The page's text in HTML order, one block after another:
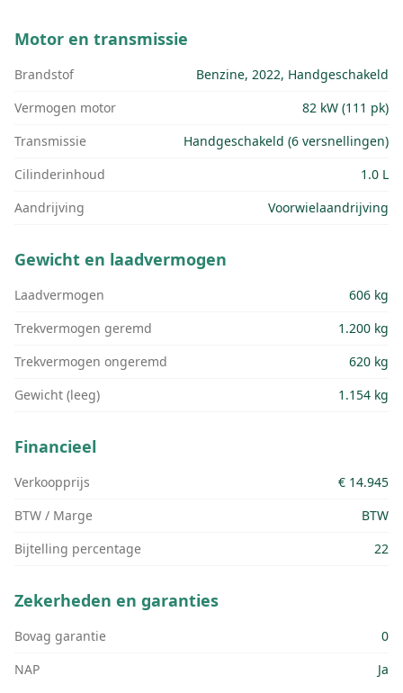
Motor en transmissie
Brandstof
Benzine, 2022, Handgeschakeld
Vermogen motor
82 kW (111 pk)
Transmissie
Handgeschakeld (6 versnellingen)
Cilinderinhoud
1.0 L
Aandrijving
Voorwielaandrijving
Gewicht en laadvermogen
Laadvermogen
606 kg
Trekvermogen geremd
1.200 kg
Trekvermogen ongeremd
620 kg
Gewicht (leeg)
1.154 kg
Financieel
Verkoopprijs
€ 14.945
BTW / Marge
BTW
Bijtelling percentage
22
Zekerheden en garanties
Bovag garantie
0
NAP
Ja